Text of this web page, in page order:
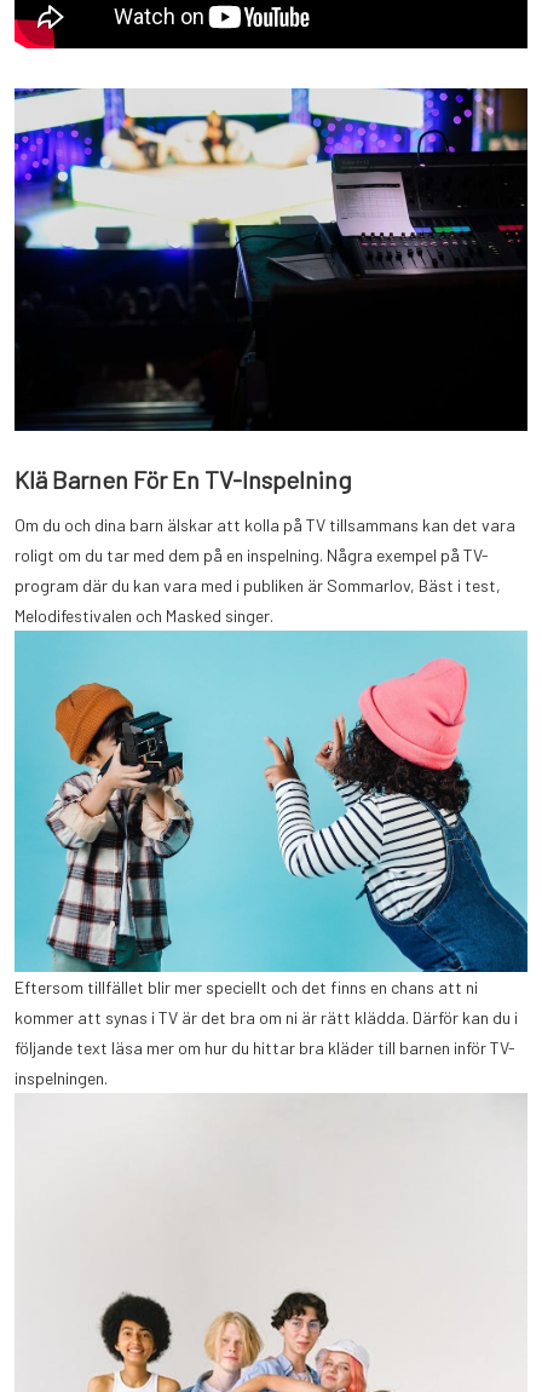
Klä Barnen För En TV-Inspelning
Om du och dina barn älskar att kolla på TV tillsammans kan det vara
roligt om du tar med dem på en inspelning. Några exempel på TV-
program där du kan vara med i publiken är Sommarlov, Bäst i test,
Melodifestivalen och Masked singer.
Eftersom tillfället blir mer speciellt och det finns en chans att ni
kommer att synas i TV är det bra om ni är rätt klädda. Därför kan du i
följande text läsa mer om hur du hittar bra kläder till barnen inför TV-
inspelningen.